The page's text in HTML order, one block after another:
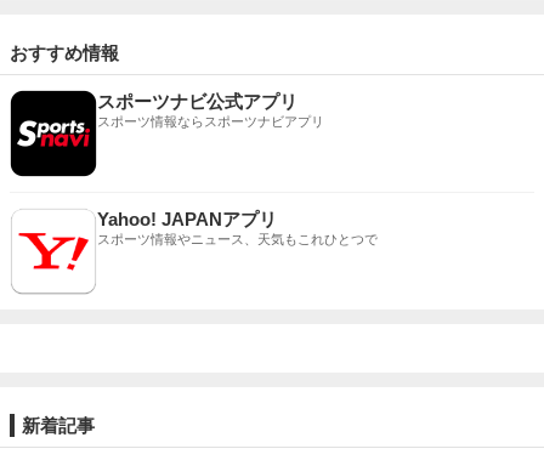
おすすめ情報
スポーツナビ公式アプリ
スポーツ情報ならスポーツナビアプリ
Yahoo! JAPANアプリ
スポーツ情報やニュース、天気もこれひとつで
新着記事